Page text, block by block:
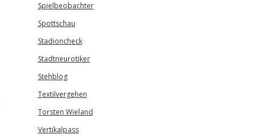
Spielbeobachter
Spottschau
Stadioncheck
Stadtneurotiker
Stehblog
Textilvergehen
Torsten Wieland
Vertikalpass